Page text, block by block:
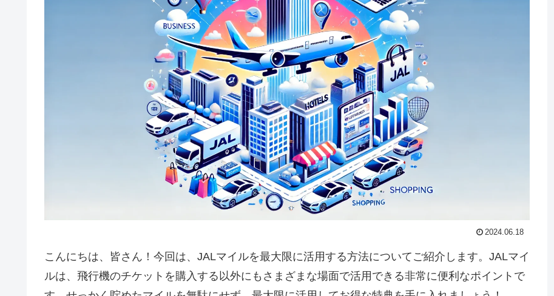
2024.06.18
こんにちは、皆さん！今回は、JALマイルを最大限に活用する方法についてご紹介します。JALマイ
ルは、飛行機のチケットを購入する以外にもさまざまな場面で活用できる非常に便利なポイントで